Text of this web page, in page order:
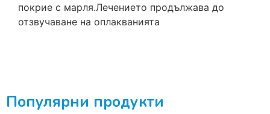
покрие с марля.Лечението продължава до
отзвучаване на оплакванията
Популярни продукти